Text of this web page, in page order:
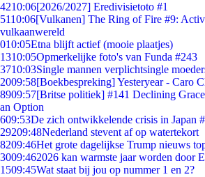
4210:06[2026/2027] Eredivisietoto #1
5110:06[Vulkanen] The Ring of Fire #9:
vulkaanwereld
010:05Etna blijft actief (mooie plaatjes)
1310:05Opmerkelijke foto's van Funda #243
3710:03Single mannen verplichtsingle
2009:58[Boekbespreking] Yesteryear - Caro
8909:57[Britse politiek] #141 Declining
an Option
609:53De zich ontwikkelende crisis in Japan
29209:48Nederland stevent af op watertekort
8209:46Het grote dagelijkse Trump nieuws
3009:462026 kan warmste jaar worden door
1509:45Wat staat bij jou op nummer 1 en 2?